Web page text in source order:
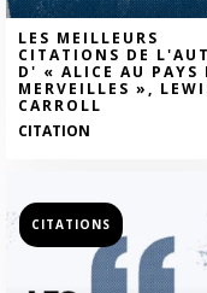
LES MEILLEURS
CITATIONS DE
D' « ALICE AU PAYS
MERVEILLES »,
CARROLL
CITATION
CITATIONS